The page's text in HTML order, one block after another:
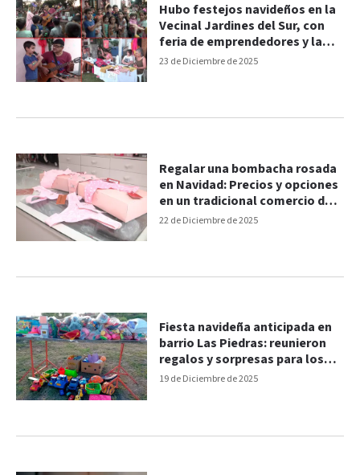
23 de Diciembre de 2025
Hubo festejos navideños en la
Vecinal Jardines del Sur, con
feria de emprendedores y la
llegada de Papá Noel
22 de Diciembre de 2025
Regalar una bombacha rosada
en Navidad: Precios y opciones
en un tradicional comercio de
la peatonal
19 de Diciembre de 2025
Fiesta navideña anticipada en
barrio Las Piedras: reunieron
regalos y sorpresas para los
chicos